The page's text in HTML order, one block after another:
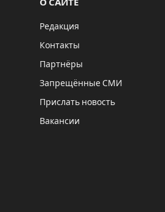
О САЙТЕ
Редакция
Контакты
Партнёры
Запрещённые СМИ
Прислать новость
Вакансии